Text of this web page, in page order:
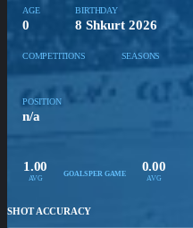
AGE
0
BIRTHDAY
8 Shkurt 2026
COMPETITIONS SEASONS
POSITION
n/a
1.00
AVG GOALS PER GAME
0.00
AVG
SHOT ACCURACY